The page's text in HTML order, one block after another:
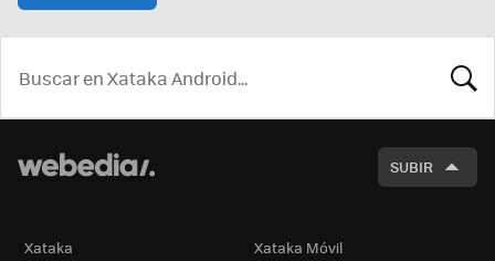
SUBIR
Xataka Xataka Móvil